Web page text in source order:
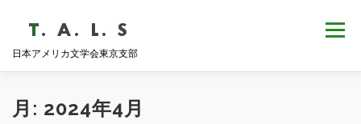
ツ
日本アメリカ文学会東京支部
メニュー
HOME NEWS
月: 2024年4月